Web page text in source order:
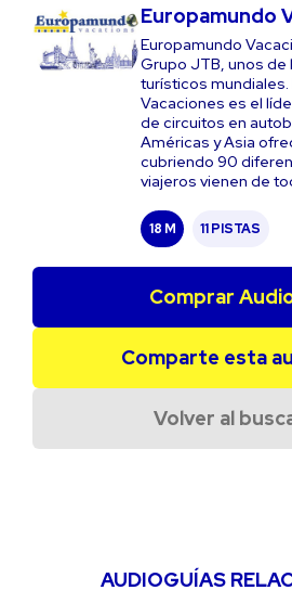
Europamundo
Europamundo
Grupo JTB, unos
turísticos
Vacaciones es el
de circuitos en
Américas y Asia
cubriendo 90
viajeros vienen de
18 M 11 PISTAS
Comprar
Comparte esta
Volver al
AUDIOGUÍAS